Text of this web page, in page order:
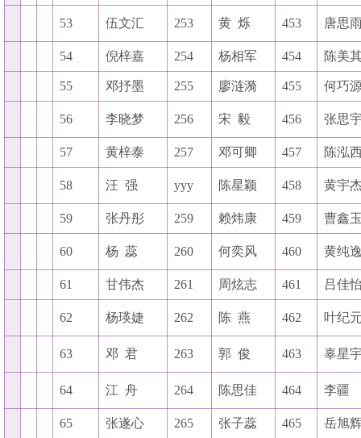
53 伍文汇 253 黄 烁 453 唐思
54 倪梓嘉 254 杨相军 454 陈美
55 邓抒墨 255 廖涟漪 455 何巧
56 李晓梦 256 宋 毅 456 张思
57 黄梓泰 257 邓可卿 457 陈泓
58 汪 强 yyy 陈星颖 458 黄宇
59 张丹彤 259 赖炜康 459 曹鑫
60 杨 蕊 260 何奕风 460 黄纯
61 甘伟杰 261 周炫志 461 吕佳
62 杨瑛婕 262 陈 燕 462 叶纪
63 邓 君 263 郭 俊 463 辜星
64 江 舟 264 陈思佳 464 李疆
65 张遂心 265 张子蕊 465 岳旭